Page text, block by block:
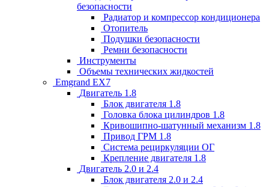
безопасности
Радиатор и компрессор кондиционера
Отопитель
Подушки безопасности
Ремни безопасности
Инструменты
Объемы технических жидкостей
Emgrand EX7
Двигатель 1.8
Блок двигателя 1.8
Головка блока цилиндров 1.8
Кривошипно-шатунный механизм 1.8
Привод ГРМ 1.8
Система рециркуляции ОГ
Крепление двигателя 1.8
Двигатель 2.0 и 2.4
Блок двигателя 2.0 и 2.4